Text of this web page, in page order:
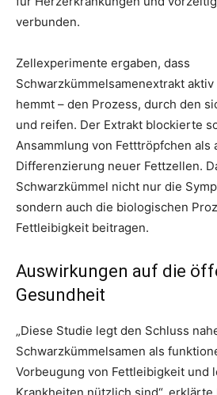
verbunden.
Zellexperimente ergaben, dass
Schwarzkümmelsamenextrakt
hemmt – den Prozess, durch den
und reifen. Der Extrakt blockierte
Ansammlung von Fetttröpfchen als
Differenzierung neuer Fettzellen.
Schwarzkümmel nicht nur die
sondern auch die biologischen
Fettleibigkeit beitragen.
Auswirkungen auf die
Gesundheit
„Diese Studie legt den Schluss
Schwarzkümmelsamen als
Vorbeugung von Fettleibigkeit und